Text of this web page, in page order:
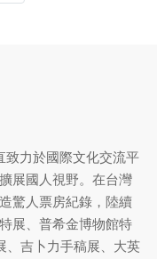
致力於國際文化交流平
展國人視野。在台灣
驚人票房紀錄，陸續
展、普希金博物館特
、吉卜力手稿展、大英